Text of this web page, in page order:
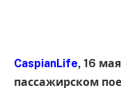
CaspianLife, 16
пассажирском